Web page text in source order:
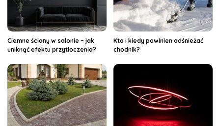
Ciemne ściany w salonie – jak
uniknąć efektu przytłoczenia?
Kto i kiedy powinien odśnieżać
chodnik?